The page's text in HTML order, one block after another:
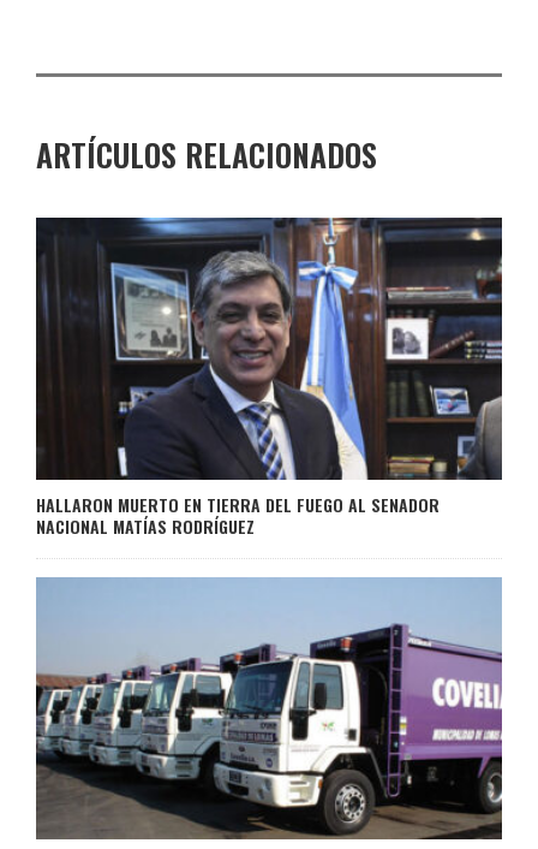
ARTÍCULOS RELACIONADOS
HALLARON MUERTO EN TIERRA DEL FUEGO AL SENADOR
NACIONAL MATÍAS RODRÍGUEZ